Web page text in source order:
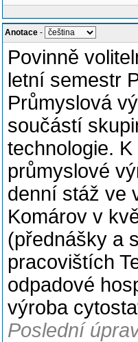
Anotace -
Povinně
letní semestr
Průmyslová
součástí
technologie.
průmyslové
denní stáž ve
Komárov v
(přednášky a
pracovištích
odpadové
výroba
Poslední